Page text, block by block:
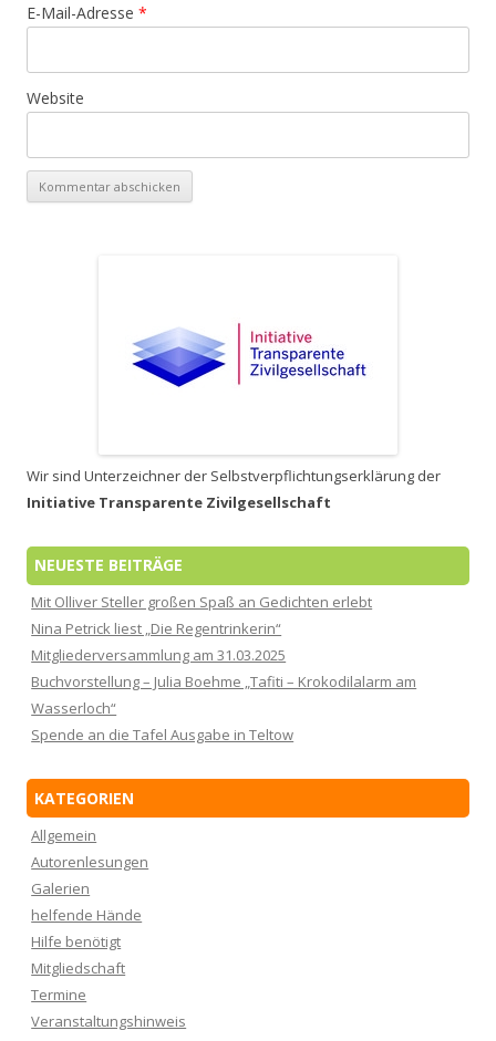
E-Mail-Adresse *
Website
Wir sind Unterzeichner der Selbstverpflichtungserklärung der
Initiative Transparente Zivilgesellschaft
NEUESTE BEITRÄGE
Mit Olliver Steller großen Spaß an Gedichten erlebt
Nina Petrick liest „Die Regentrinkerin“
Mitgliederversammlung am 31.03.2025
Buchvorstellung – Julia Boehme „Tafiti – Krokodilalarm am
Wasserloch“
Spende an die Tafel Ausgabe in Teltow
KATEGORIEN
Allgemein
Autorenlesungen
Galerien
helfende Hände
Hilfe benötigt
Mitgliedschaft
Termine
Veranstaltungshinweis